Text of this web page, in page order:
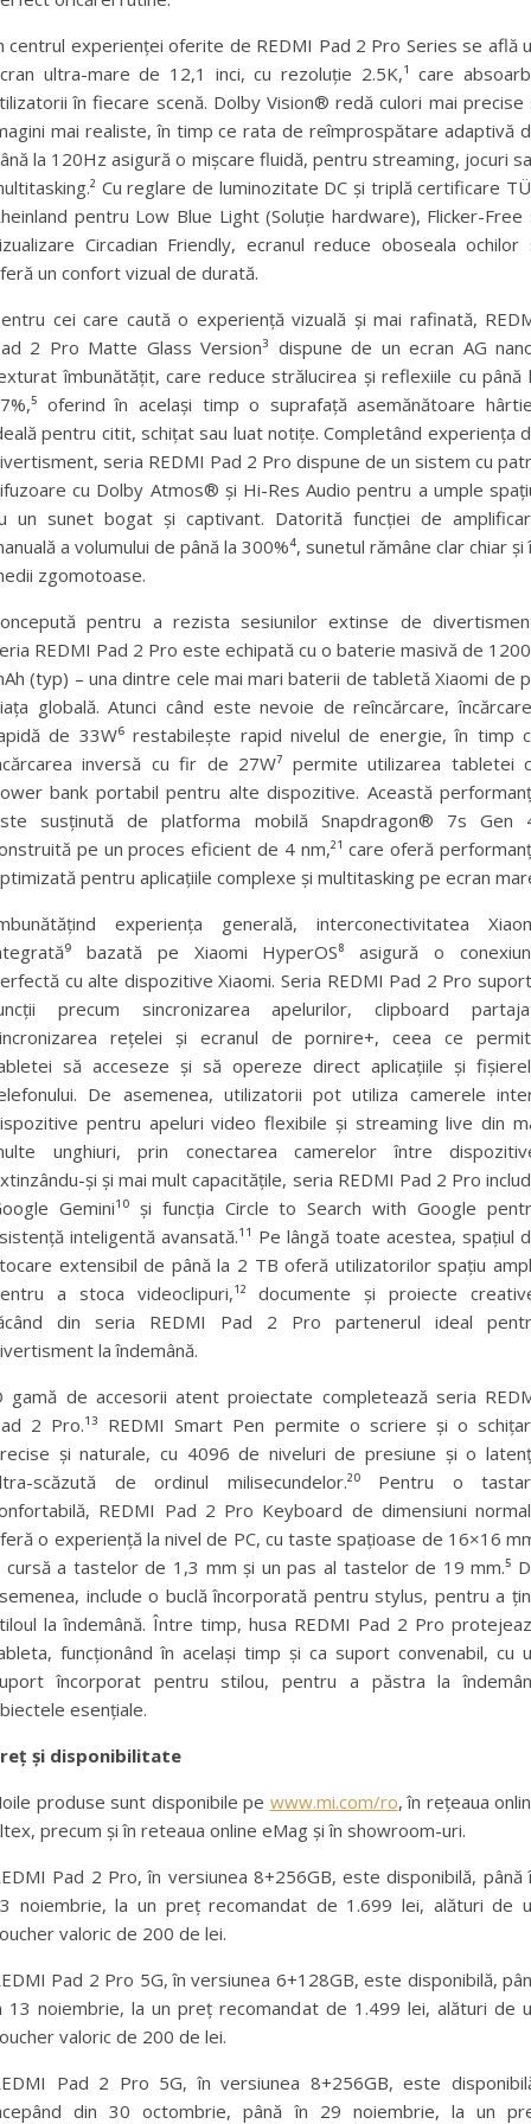
centrul experienței oferite de REDMI Pad 2 Pro Series se află
ultra-mare de 12,1 inci, cu rezoluție 2.5K,¹ care
în fiecare scenă. Dolby Vision® redă culori mai precise
mai realiste, în timp ce rata de reîmprospătare adaptivă
la 120Hz asigură o mișcare fluidă, pentru streaming, jocuri
Cu reglare de luminozitate DC și triplă certificare
pentru Low Blue Light (Soluție hardware), Flicker-Free
Circadian Friendly, ecranul reduce oboseala ochilor
un confort vizual de durată.
cei care caută o experiență vizuală și mai rafinată,
2 Pro Matte Glass Version³ dispune de un ecran AG
îmbunătățit, care reduce strălucirea și reflexiile cu până
oferind în același timp o suprafață asemănătoare
pentru citit, schițat sau luat notițe. Completând experiența
seria REDMI Pad 2 Pro dispune de un sistem cu
cu Dolby Atmos® și Hi-Res Audio pentru a umple
un sunet bogat și captivant. Datorită funcției de
a volumului de până la 300%⁴, sunetul rămâne clar chiar și
zgomotoase.
pentru a rezista sesiunilor extinse de
REDMI Pad 2 Pro este echipată cu o baterie masivă de
(typ) – una dintre cele mai mari baterii de tabletă Xiaomi de
globală. Atunci când este nevoie de reîncărcare,
de 33W⁶ restabilește rapid nivelul de energie, în timp
inversă cu fir de 27W⁷ permite utilizarea tabletei
bank portabil pentru alte dispozitive. Această
susținută de platforma mobilă Snapdragon® 7s Gen
pe un proces eficient de 4 nm,²¹ care oferă
pentru aplicațiile complexe și multitasking pe ecran
experiența generală, interconectivitatea
bazată pe Xiaomi HyperOS⁸ asigură o
cu alte dispozitive Xiaomi. Seria REDMI Pad 2 Pro
precum sincronizarea apelurilor, clipboard
rețelei și ecranul de pornire+, ceea ce
să acceseze și să opereze direct aplicațiile și
De asemenea, utilizatorii pot utiliza camerele
pentru apeluri video flexibile și streaming live din
unghiuri, prin conectarea camerelor între
și și mai mult capacitățile, seria REDMI Pad 2 Pro
Gemini¹⁰ și funcția Circle to Search with Google
inteligentă avansată.¹¹ Pe lângă toate acestea, spațiul
extensibil de până la 2 TB oferă utilizatorilor spațiu
a stoca videoclipuri,¹² documente și proiecte
din seria REDMI Pad 2 Pro partenerul ideal
la îndemână.
gamă de accesorii atent proiectate completează seria
2 Pro.¹³ REDMI Smart Pen permite o scriere și o
și naturale, cu 4096 de niveluri de presiune și o
scăzută de ordinul milisecundelor.²⁰ Pentru o
REDMI Pad 2 Pro Keyboard de dimensiuni
o experiență la nivel de PC, cu taste spațioase de 16×16
cursă a tastelor de 1,3 mm și un pas al tastelor de 19 mm.⁵
include o buclă încorporată pentru stylus, pentru a
la îndemână. Între timp, husa REDMI Pad 2 Pro
funcționând în același timp și ca suport convenabil, cu
încorporat pentru stilou, pentru a păstra la
esențiale.
și disponibilitate
produse sunt disponibile pe www.mi.com/ro, în rețeaua
precum și în reteaua online eMag și în showroom-uri.
Pad 2 Pro, în versiunea 8+256GB, este disponibilă, până
noiembrie, la un preț recomandat de 1.699 lei, alături de
valoric de 200 de lei.
Pad 2 Pro 5G, în versiunea 6+128GB, este disponibilă,
13 noiembrie, la un preț recomandat de 1.499 lei, alături de
valoric de 200 de lei.
Pad 2 Pro 5G, în versiunea 8+256GB, este
din 30 octombrie, până în 29 noiembrie, la un